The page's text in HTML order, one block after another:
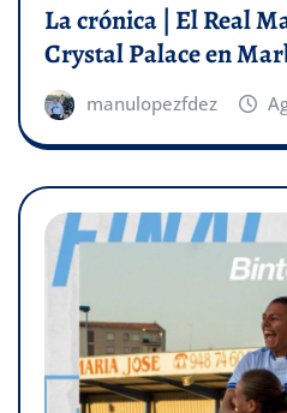
La crónica | El Real
Crystal Palace en
manulopezfdez